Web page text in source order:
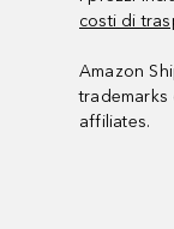
costi di
Amazon
trademarks
affiliates.